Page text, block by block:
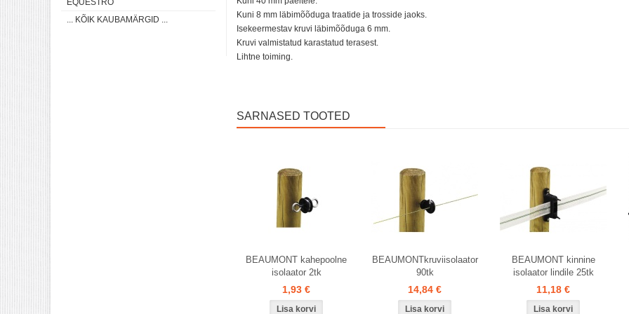
EQUESTRO
... KÕIK KAUBAMÄRGID ...
Kuni 8 mm läbimõõduga traatide ja trosside jaoks.
Isekeermestav kruvi läbimõõduga 6 mm.
Kruvi valmistatud karastatud terasest.
Lihtne toiming.
SARNASED TOOTED
BEAUMONT kahepoolne
isolaator 2tk
1,93 €
BEAUMONTkruviisolaator
90tk
14,84 €
BEAUMONT kinnine
isolaator lindile 25tk
11,18 €